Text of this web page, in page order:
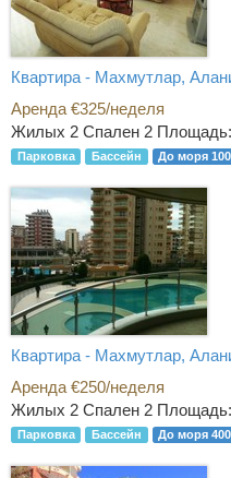
Квартира - Махмутлар,
Аренда €325/неделя
Жилых 2 Спален 2
Парковка Бассейн До моря
Квартира - Махмутлар,
Аренда €250/неделя
Жилых 2 Спален 2
Парковка Бассейн До моря